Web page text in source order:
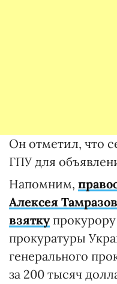
Он отметил, что
ГПУ для
Напомним,
Алексея
взятку
прокуратуры
генерального
за 200 тысяч